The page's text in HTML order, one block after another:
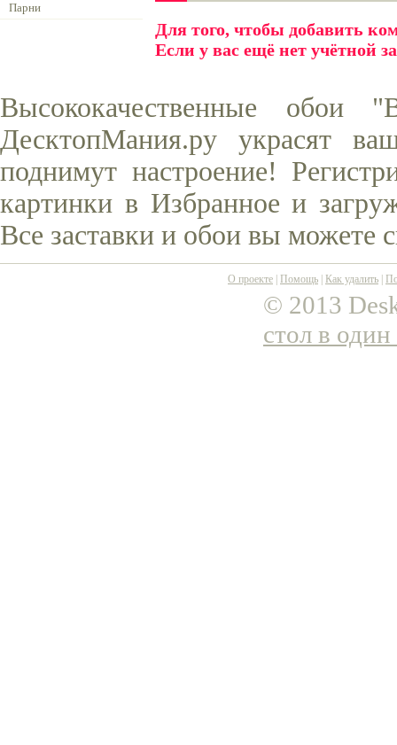
Парни
Для того, чтобы добавить
Если у вас ещё нет учётной
Высококачественные
ДесктопМания.ру украсят
поднимут настроение!
картинки в Избранное и
Все заставки и обои вы можете
О проекте Помощь Как удалить
© 2013
стол в